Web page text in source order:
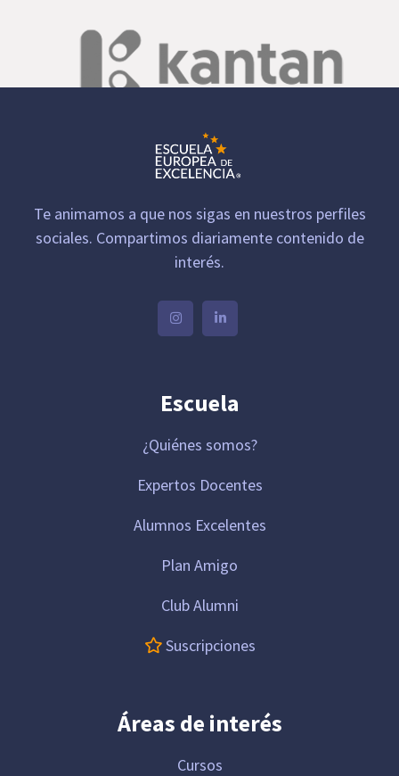
Te animamos a que nos sigas en nuestros perfiles
sociales. Compartimos diariamente contenido de
interés.
Escuela
¿Quiénes somos?
Expertos Docentes
Alumnos Excelentes
Plan Amigo
Club Alumni
Suscripciones
Áreas de interés
Cursos